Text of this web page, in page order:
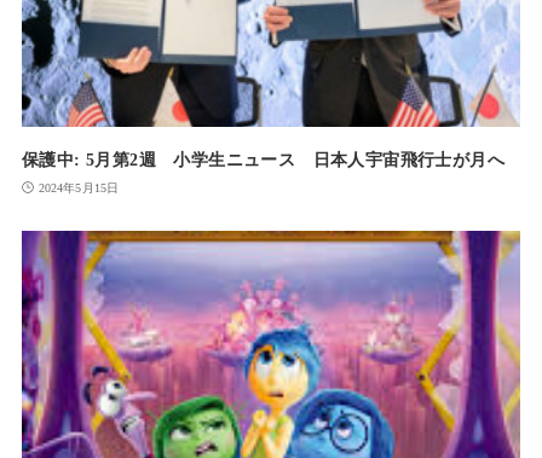
保護中: 5月第2週 小学生ニュース 日本人宇宙飛行士が月へ
2024年5月15日